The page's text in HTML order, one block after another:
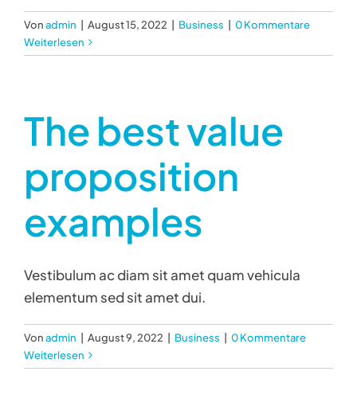
Vonadmin August 15, 2022 Business
0 Kommentare
Weiterlesen
The best value
proposition
examples
Vestibulum ac diam sit amet quam vehicula
elementum sed sit amet dui.
Vonadmin August 9, 2022 Business
0 Kommentare
Weiterlesen